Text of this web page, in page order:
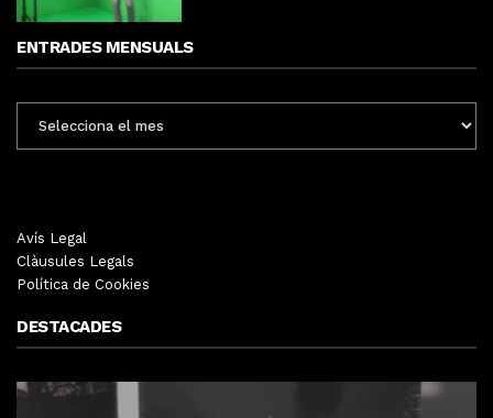
ENTRADES MENSUALS
MENSUALS
Avís Legal
Clàusules Legals
Política de Cookies
DESTACADES